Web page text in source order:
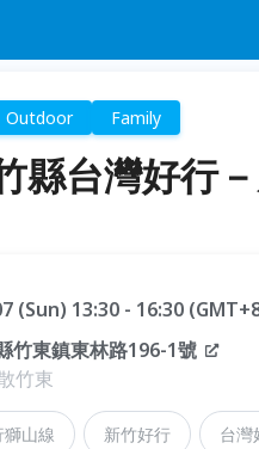
Outdoor Family
縣台灣好行
(Sun) 13:30 - 16:30
竹東鎮東林路196-1號
竹東
獅山線 新竹好行 台灣